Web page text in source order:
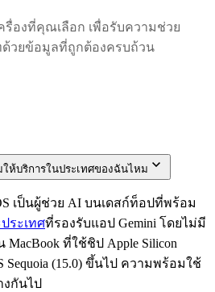
รื่องที่คุณเลือก เพื่อรับความช่วย
วยข้อมูลที่ถูกต้องครบถ้วน
ห้บริการในประเทศของฉันไหม
เป็นผู้ช่วย AI บนเดสก์ท็อปที่พร้อม
ระเทศที่รองรับแอป Gemini โดยไม่มี
ที่ใช้ชิป Apple Silicon
Sequoia (15.0) ขึ้นไป ความพร้อมใช้
งกันไป